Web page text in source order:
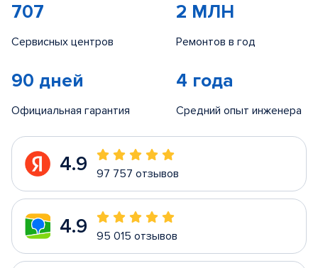
707
Сервисных центров
2 МЛН
Ремонтов в год
90 дней
Официальная гарантия
4 года
Средний опыт инженера
4.9 97 757 отзывов
4.9 95 015 отзывов